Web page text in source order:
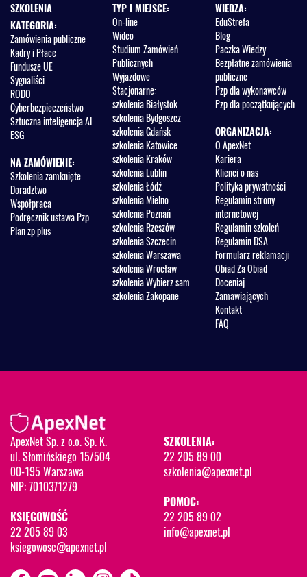
SZKOLENIA
KATEGORIA:
Zamówienia publiczne
Kadry i Płace
Fundusze UE
Sygnaliści
RODO
Cyberbezpieczeństwo
Sztuczna inteligencja AI
ESG
NA ZAMÓWIENIE:
Szkolenia zamknięte
Doradztwo
Współpraca
Podręcznik ustawa Pzp
Plan zp plus
TYP I MIEJSCE:
On-line
Wideo
Studium Zamówień
Publicznych
Wyjazdowe
Stacjonarne:
szkolenia Białystok
szkolenia Bydgoszcz
szkolenia Gdańsk
szkolenia Katowice
szkolenia Kraków
szkolenia Lublin
szkolenia Łódź
szkolenia Mielno
szkolenia Poznań
szkolenia Rzeszów
szkolenia Szczecin
szkolenia Warszawa
szkolenia Wrocław
szkolenia Wybierz sam
szkolenia Zakopane
WIEDZA:
EduStrefa
Blog
Paczka Wiedzy
Bezpłatne zamówienia
publiczne
Pzp dla wykonawców
Pzp dla początkujących
ORGANIZACJA:
O ApexNet
Kariera
Klienci o nas
Polityka prywatności
Regulamin strony
internetowej
Regulamin szkoleń
Regulamin DSA
Formularz reklamacji
Obiad Za Obiad
Doceniaj
Zamawiających
Kontakt
FAQ
ApexNet Sp. z o.o. Sp. K.
ul. Słomińskiego 15/504
00-195 Warszawa
NIP: 7010371279
KSIĘGOWOŚĆ
22 205 89 03
ksiegowosc@apexnet.pl
SZKOLENIA:
22 205 89 00
szkolenia@apexnet.pl
POMOC:
22 205 89 02
info@apexnet.pl